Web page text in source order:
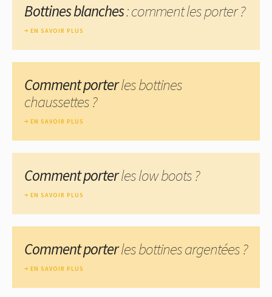
Bottines blanches: comment les porter ?
EN SAVOIR PLUS
Comment porterles bottines
chaussettes ?
EN SAVOIR PLUS
Comment porterles low boots ?
EN SAVOIR PLUS
Comment porterles bottines argentées ?
EN SAVOIR PLUS